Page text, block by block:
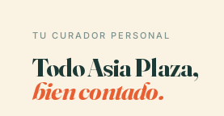
TU CURADOR PERSONAL
Todo Asia Plaza,
bien contado.